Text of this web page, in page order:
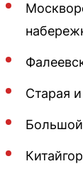
Старая